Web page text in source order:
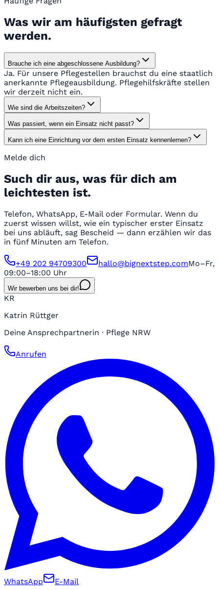
Was wir am häufigsten gefragt
werden.
Brauche ich eine abgeschlossene Ausbildung?
Ja. Für unsere Pflegestellen brauchst du eine staatlich
anerkannte Pflegeausbildung. Pflegehilfskräfte stellen
wir derzeit nicht ein.
Wie sind die Arbeitszeiten?
Was passiert, wenn ein Einsatz nicht passt?
Kann ich eine Einrichtung vor dem ersten Einsatz kennenlernen?
Melde dich
Such dir aus, was für dich am
leichtesten ist.
Telefon, WhatsApp, E-Mail oder Formular. Wenn du
zuerst wissen willst, wie ein typischer erster Einsatz
bei uns abläuft, sag Bescheid — dann erzählen wir das
in fünf Minuten am Telefon.
+49 202 94709300 hallo@bignextstep.comMo–Fr,
09:00–18:00 Uhr
Wir bewerben uns bei dir!
KR
Katrin Rüttger
Deine Ansprechpartnerin · Pflege NRW
Anrufen
WhatsApp E-Mail